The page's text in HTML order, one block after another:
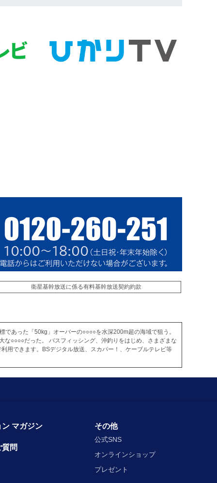
衛星基幹放送に係る有料基幹放送契約約款
あった「50kg」オーバーの○○○○を水深200m超の海域で狙う。
○○○○だった。 バスフィッシング、沖釣りをはじめ、さまざまな
用できます。BSデジタル放送、スカパー！、ケーブルテレビ等
マガジン
問
その他
公式SNS
オンラインショップ
プレゼント